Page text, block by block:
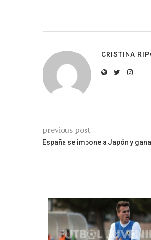
CRISTINA
previous post
España se impone a Japón y